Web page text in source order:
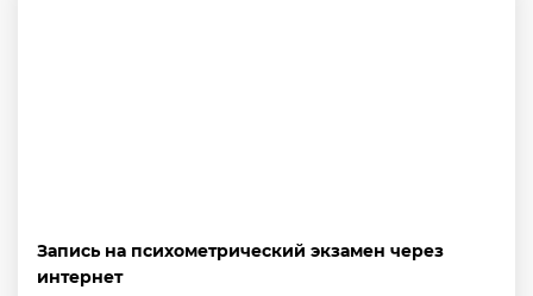
Запись на психометрический экзамен через
интернет